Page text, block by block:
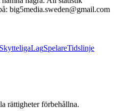
big5media.sweden@gmail.com
SkytteligaLagSpelareTidslinje
rättigheter förbehållna.